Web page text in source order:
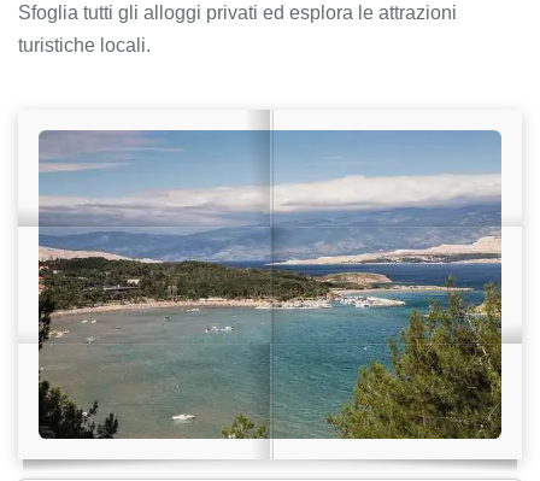
Sfoglia tutti gli alloggi privati ed esplora le attrazioni
turistiche locali.